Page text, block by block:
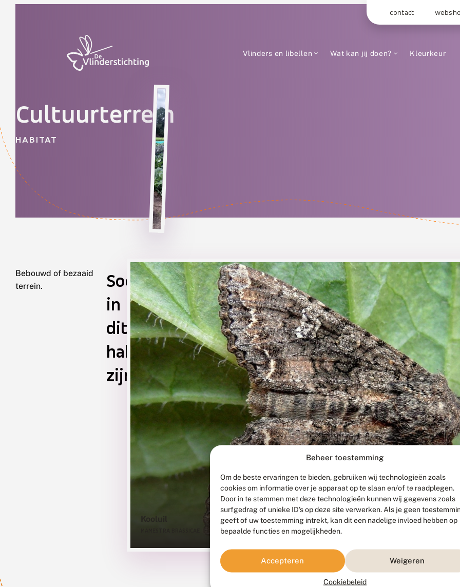
Beheer toestemming
Om de beste ervaringen te bieden, gebruiken wij technologieën zoals
cookies om informatie over je apparaat op te slaan en/of te raadplegen.
Door in te stemmen met deze technologieën kunnen wij gegevens zoals
surfgedrag of unieke ID's op deze site verwerken. Als je geen
geeft of uw toestemming intrekt, kan dit een nadelige invloed hebben op
bepaalde functies en mogelijkheden.
Accepteren Weigeren
Cookiebeleid
contact
Vlinders en libellen Wat kan jij doen? Kleurkeur
Cultuurterrein
HABITAT
Bebouwd of bezaaid
terrein.
Soorten
in
dit
habitat
zijn
Kooluil
Fotograaf: Koos Wingelaar, Oud Loosdrecht, 5 juni 2012